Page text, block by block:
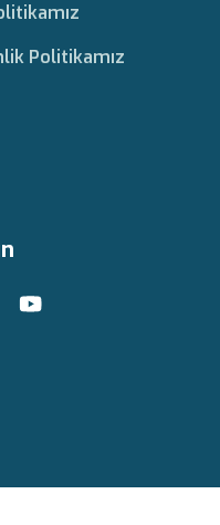
Politikamız